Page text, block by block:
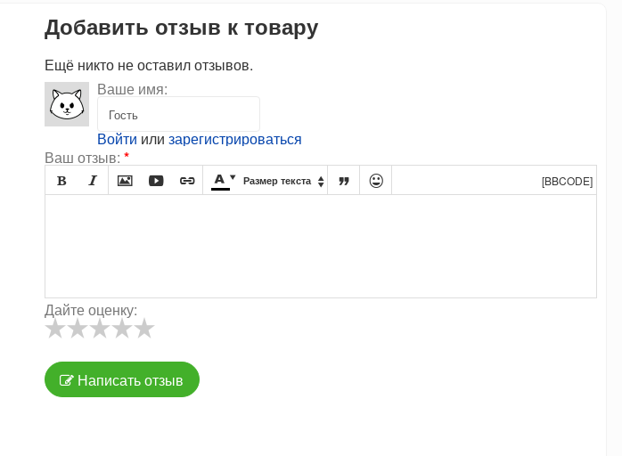
Добавить отзыв к товару
Ещё никто не оставил отзывов.
Ваше имя:
Войти или зарегистрироваться
Ваш отзыв: *
       Размер текста    [BBCODE]
Дайте оценку:
Написать отзыв